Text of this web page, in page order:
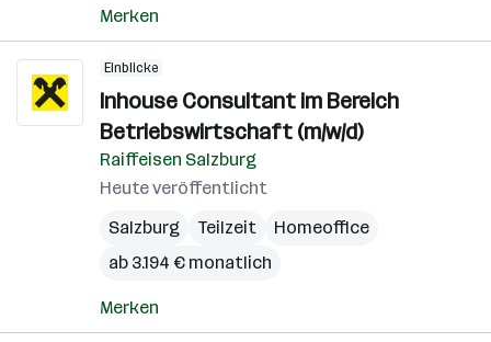
Merken
Einblicke
Inhouse Consultant im Bereich
Betriebswirtschaft (m/w/d)
Raiffeisen Salzburg
Heute veröffentlicht
Salzburg
Teilzeit
Homeoffice
ab 3.194 € monatlich
Merken